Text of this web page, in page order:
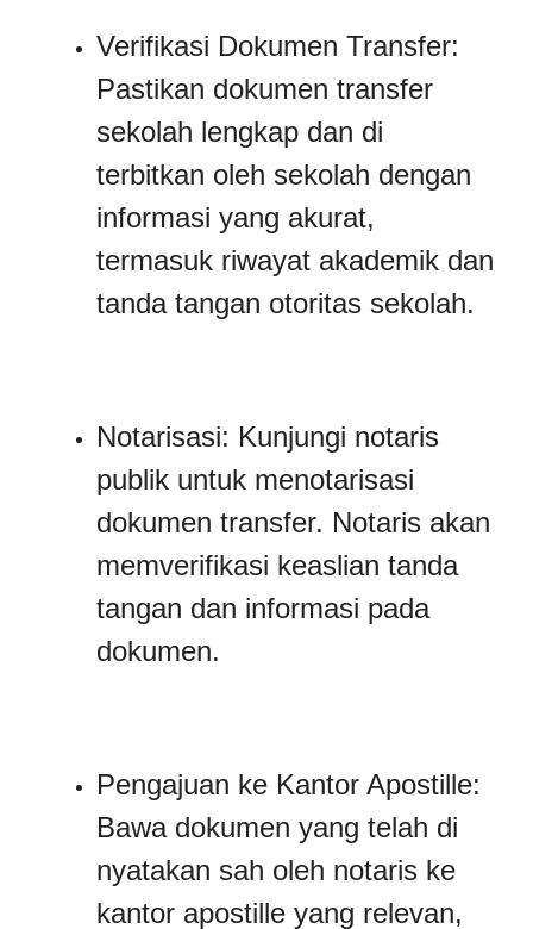
Verifikasi Dokumen Transfer:
Pastikan dokumen transfer
sekolah lengkap dan di
terbitkan oleh sekolah dengan
informasi yang akurat,
termasuk riwayat akademik dan
tanda tangan otoritas sekolah.
Notarisasi: Kunjungi notaris
publik untuk menotarisasi
dokumen transfer. Notaris akan
memverifikasi keaslian tanda
tangan dan informasi pada
dokumen.
Pengajuan ke Kantor Apostille:
Bawa dokumen yang telah di
nyatakan sah oleh notaris ke
kantor apostille yang relevan,